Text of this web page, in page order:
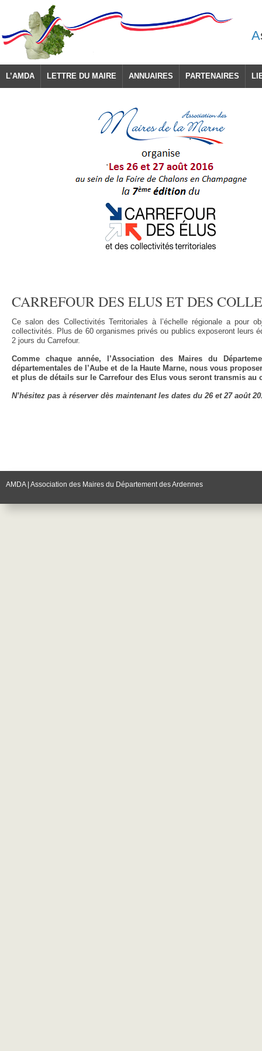
A
L’AMDA LETTRE DU MAIRE ANNUAIRES PARTENAIRES
CARREFOUR DES ELUS ET DES
Ce salon des Collectivités Territoriales à l’échelle régionale a pour
collectivités. Plus de 60 organismes privés ou publics exposeront leurs
2 jours du Carrefour.
Comme chaque année, l’Association des Maires du
départementales de l’Aube et de la Haute Marne, nous vous
et plus de détails sur le Carrefour des Elus vous seront transmis au
N’hésitez pas à réserver dès maintenant les dates du 26 et 27 août
AMDA | Association des Maires du Département des Ardennes